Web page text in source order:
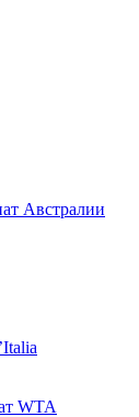
Австралии
WTA